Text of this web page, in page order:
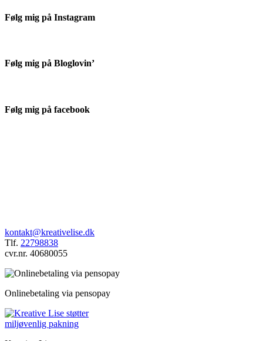
Følg mig på Instagram
Følg mig på Bloglovin’
Følg mig på facebook
kontakt@kreativelise.dk
Tlf. 22798838
cvr.nr. 40680055
Onlinebetaling via pensopay